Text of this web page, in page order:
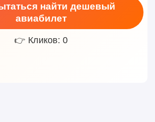
найти дешевый
авиабилет
👉 Кликов: 0